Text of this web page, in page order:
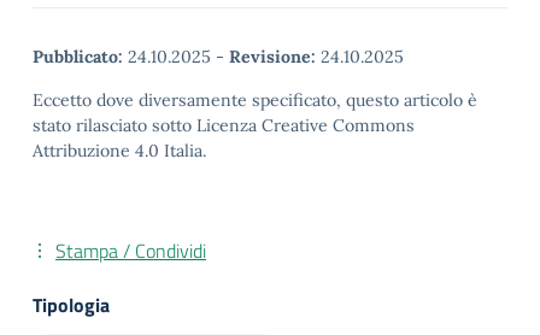
Pubblicato: 24.10.2025 - Revisione: 24.10.2025
Eccetto dove diversamente specificato, questo articolo è
stato rilasciato sotto Licenza Creative Commons
Attribuzione 4.0 Italia.
Stampa / Condividi
Tipologia